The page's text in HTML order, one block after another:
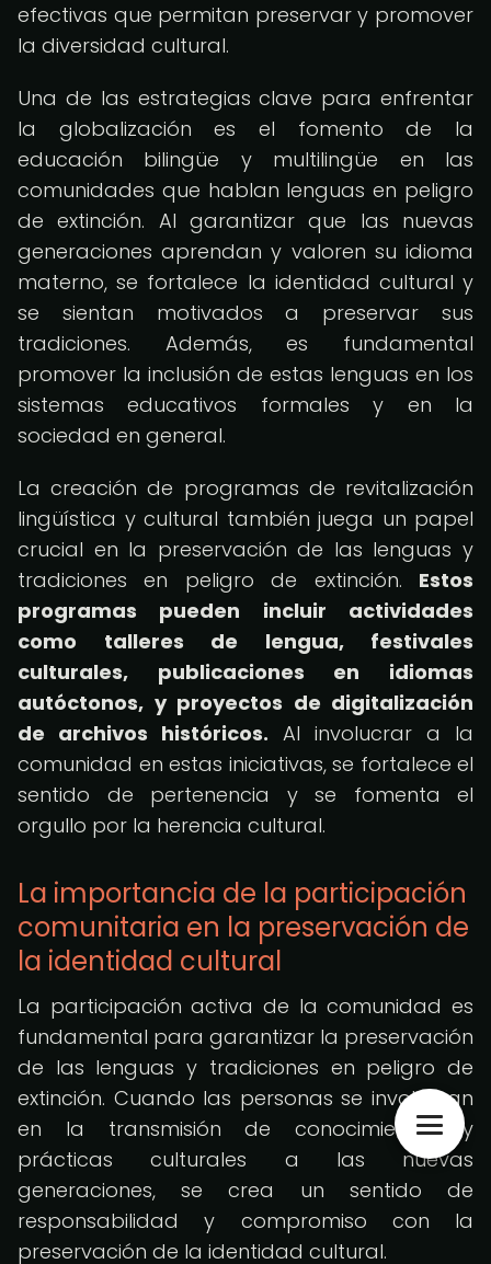
efectivas que permitan preservar y promover
la diversidad cultural.
Una de las estrategias clave para enfrentar
la globalización es el fomento de la
educación bilingüe y multilingüe en las
comunidades que hablan lenguas en peligro
de extinción. Al garantizar que las nuevas
generaciones aprendan y valoren su idioma
materno, se fortalece la identidad cultural y
se sientan motivados a preservar sus
tradiciones. Además, es fundamental
promover la inclusión de estas lenguas en los
sistemas educativos formales y en la
sociedad en general.
La creación de programas de revitalización
lingüística y cultural también juega un papel
crucial en la preservación de las lenguas y
tradiciones en peligro de extinción. Estos
programas pueden incluir actividades
como talleres de lengua, festivales
culturales, publicaciones en idiomas
autóctonos, y proyectos de digitalización
de archivos históricos. Al involucrar a la
comunidad en estas iniciativas, se fortalece el
sentido de pertenencia y se fomenta el
orgullo por la herencia cultural.
La importancia de la participación
comunitaria en la preservación de
la identidad cultural
La participación activa de la comunidad es
fundamental para garantizar la preservación
de las lenguas y tradiciones en peligro de
extinción. Cuando las personas se involucran
en la transmisión de conocimientos y
prácticas culturales a las nuevas
generaciones, se crea un sentido de
responsabilidad y compromiso con la
preservación de la identidad cultural.